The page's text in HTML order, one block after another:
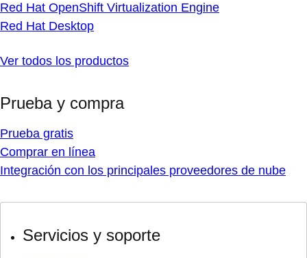
Red Hat OpenShift Virtualization Engine
Red Hat Desktop
Ver todos los productos
Prueba y compra
Prueba gratis
Comprar en línea
Integración con los principales proveedores de nube
Servicios y soporte